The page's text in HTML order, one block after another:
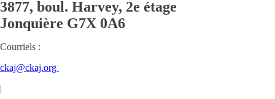
3877, boul. Harvey, 2e étage
Jonquière G7X 0A6
Courriels :
ckaj@ckaj.org
|